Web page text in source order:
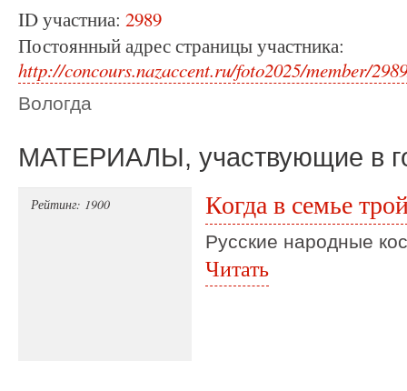
ID участниа: 2989
Постоянный адрес страницы участника:
http://concours.nazaccent.ru/foto2025/member/
Вологда
МАТЕРИАЛЫ, участвующие в
Рейтинг: 1900 Когда в семье
Русские народные
Читать